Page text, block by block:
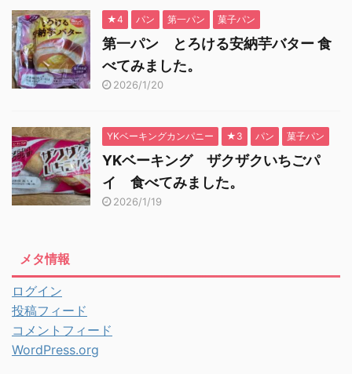
★4 パン 第一パン 菓子パン
第一パン とろける安納芋バター 食
べてみました。
2026/1/20
YKベーキングカンパニー ★3 パン 菓子パン
YKベーキング ザクザクいちごパ
イ 食べてみました。
2026/1/19
メタ情報
ログイン
投稿フィード
コメントフィード
WordPress.org